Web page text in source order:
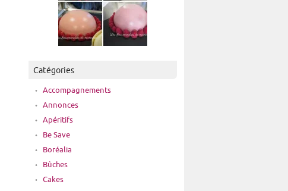
Catégories
Accompagnements
Annonces
Apéritifs
Be Save
Boréalia
Bûches
Cakes